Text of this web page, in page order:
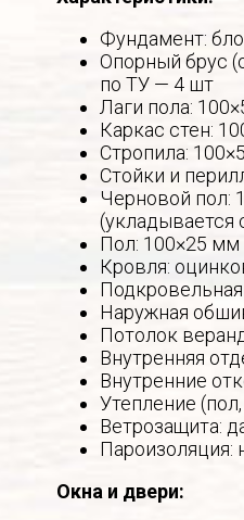
Фундамент:
Опорный брус
по ТУ — 4 шт
Лаги пола:
Каркас стен:
Стропила:
Стойки и
Черновой пол:
(укладывается
Пол: 100×25 мм
Кровля:
Наружная
Потолок
Внутренняя
Внутренние
Утепление
Ветрозащита:
Пароизоляция:
Окна и двери: